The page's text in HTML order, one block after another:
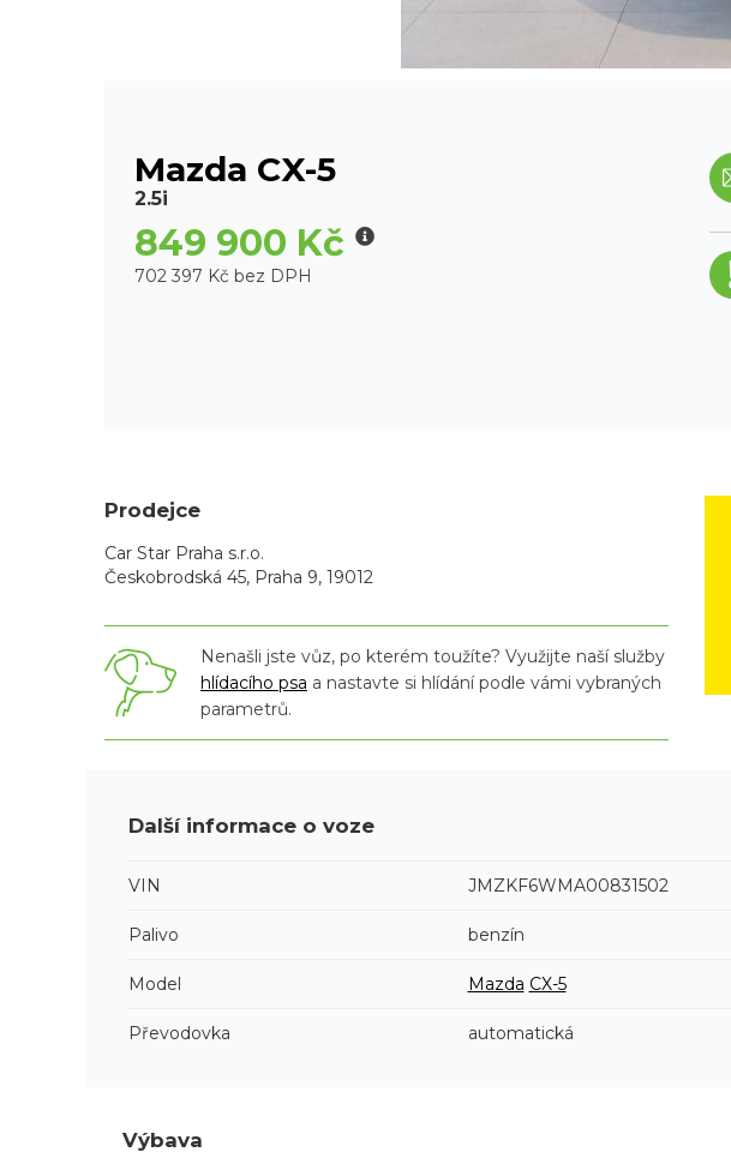
Mazda CX-5
2.5i
849 900 Kč
702 397 Kč bez DPH
Prodejce
Car Star Praha s.r.o.
Českobrodská 45, Praha 9, 19012
Nenašli jste vůz, po kterém toužíte? Využijte naší služby
hlídacího psa a nastavte si hlídání podle vámi vybraných
parametrů.
Další informace o voze
VIN JMZKF6WMA00831502
Palivo benzín
Model Mazda CX-5
Převodovka automatická
Výbava